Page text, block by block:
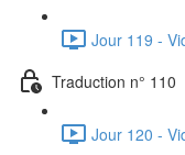
Jour 119 -
Traduction n° 110
Jour 120 -